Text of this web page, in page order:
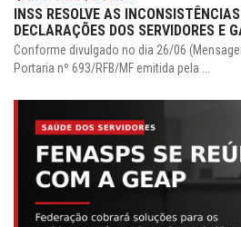
INSS RESOLVE AS
DECLARAÇÕES DOS SERVIDORES E
Conforme divulgado no dia 26/06
Portaria nº 693/RFB/MF emitida pela ...